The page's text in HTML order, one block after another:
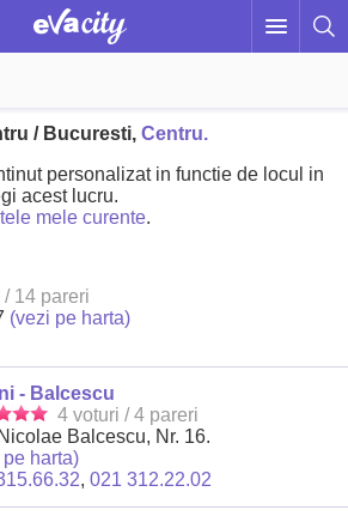
/ Bucuresti,Centru.
personalizat in functie de locul in
acest lucru.
mele curente.
14 pareri
(vezi pe harta)
- Balcescu
4 voturi / 4 pareri
Balcescu, Nr. 16.
pe harta)
,021 312.22.02